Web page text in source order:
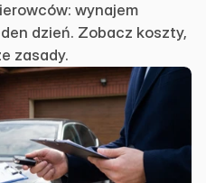
wynajem
dzień. Zobacz koszty,
zasady.